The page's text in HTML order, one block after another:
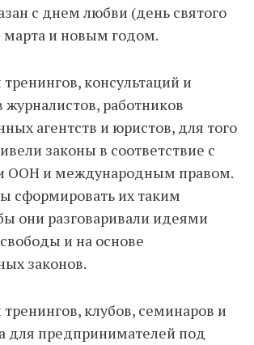
с днем любви (день святого
марта и новым годом.
консультаций и
работников
агентств и юристов, для того
законы в соответствие с
ООН и международным правом.
сформировать их таким
они разговаривали идеями
и на основе
законов.
клубов, семинаров и
для предпринимателей под